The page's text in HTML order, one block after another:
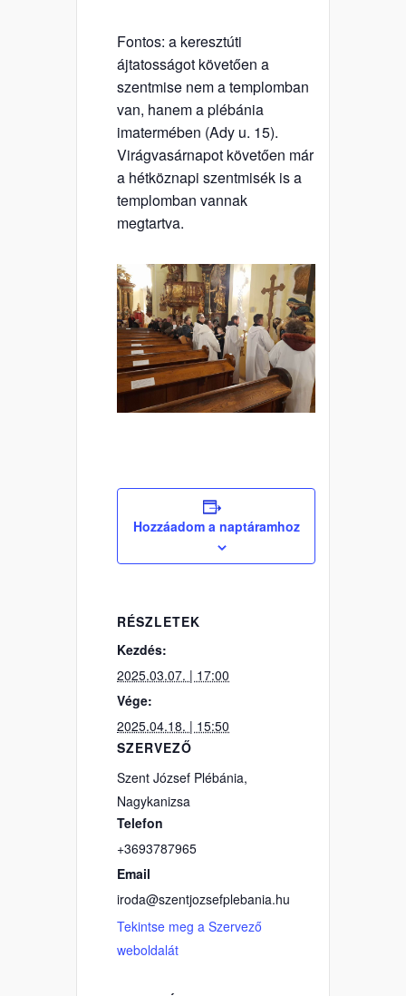
Fontos: a keresztúti
ájtatosságot követően a
szentmise nem a templomban
van, hanem a plébánia
imatermében (Ady u. 15).
Virágvasárnapot követően már
a hétköznapi szentmisék is a
templomban vannak
megtartva.
Hozzáadom a naptáramhoz
RÉSZLETEK
Kezdés:
2025.03.07. | 17:00
Vége:
2025.04.18. | 15:50
SZERVEZŐ
Szent József Plébánia,
Nagykanizsa
Telefon
+3693787965
Email
iroda@szentjozsefplebania.hu
Tekintse meg a Szervező
weboldalát